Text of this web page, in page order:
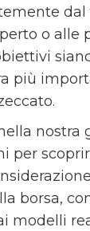
dal
o alle
più
nostra
per
borsa,
modelli